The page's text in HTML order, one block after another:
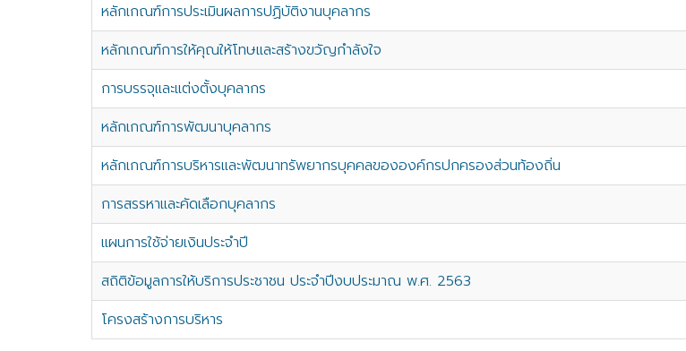
หลักเกณฑ์การประเมินผลการปฏิบัติงานบุคลากร
หลักเกณฑ์การให้คุณให้โทษและสร้างขวัญกำลังใจ
การบรรจุและแต่งตั้งบุคลากร
หลักเกณฑ์การพัฒนาบุคลากร
หลักเกณฑ์การบริหารและพัฒนาทรัพยากรบุคคลขององค์กรปกครองส่วนท้องถิ่น
การสรรหาและคัดเลือกบุคลากร
แผนการใช้จ่ายเงินประจำปี
สถิติข้อมูลการให้บริการประชาชน ประจำปีงบประมาณ พ.ศ. 2563
โครงสร้างการบริหาร